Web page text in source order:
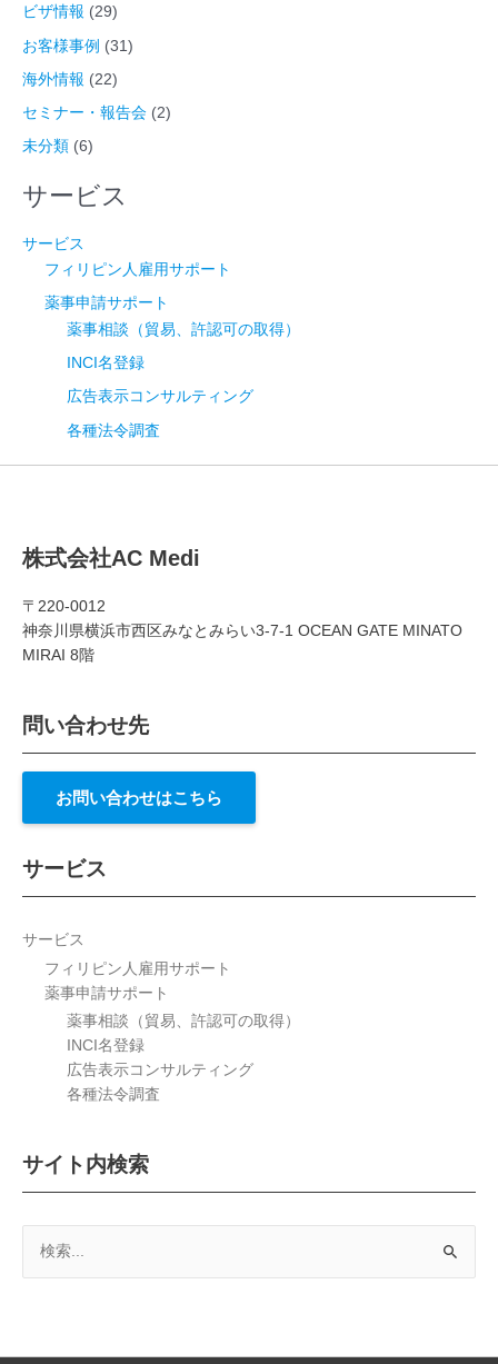
ビザ情報 (29)
お客様事例 (31)
海外情報 (22)
セミナー・報告会 (2)
未分類 (6)
サービス
サービス
フィリピン人雇用サポート
薬事申請サポート
薬事相談（貿易、許認可の取得）
INCI名登録
広告表示コンサルティング
各種法令調査
株式会社AC Medi
〒220-0012
神奈川県横浜市西区みなとみらい3-7-1 OCEAN GATE MINATO
MIRAI 8階
問い合わせ先
お問い合わせはこちら
サービス
サービス
フィリピン人雇用サポート
薬事申請サポート
薬事相談（貿易、許認可の取得）
INCI名登録
広告表示コンサルティング
各種法令調査
サイト内検索
索